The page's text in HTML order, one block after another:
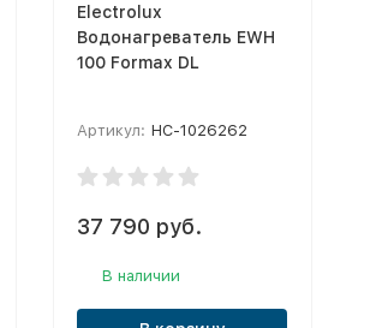
Electrolux
Водонагреватель EWH
100 Formax DL
Артикул: НС-1026262
37 790 руб.
В наличии